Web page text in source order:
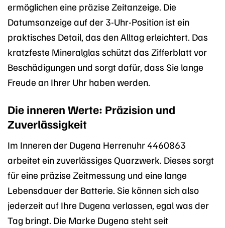
ermöglichen eine präzise Zeitanzeige. Die
Datumsanzeige auf der 3-Uhr-Position ist ein
praktisches Detail, das den Alltag erleichtert. Das
kratzfeste Mineralglas schützt das Zifferblatt vor
Beschädigungen und sorgt dafür, dass Sie lange
Freude an Ihrer Uhr haben werden.
Die inneren Werte: Präzision und
Zuverlässigkeit
Im Inneren der Dugena Herrenuhr 4460863
arbeitet ein zuverlässiges Quarzwerk. Dieses sorgt
für eine präzise Zeitmessung und eine lange
Lebensdauer der Batterie. Sie können sich also
jederzeit auf Ihre Dugena verlassen, egal was der
Tag bringt. Die Marke Dugena steht seit